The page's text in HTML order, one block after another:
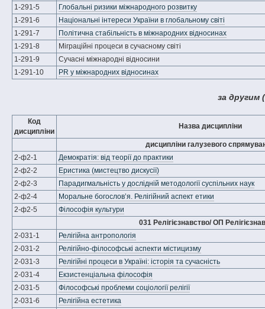
1-291-5
Глобальні ризики міжнародного розвитку
1-291-6
Національні інтереси України в глобальному світі
1-291-7
Політична стабільність в міжнародних відносинах
1-291-8
Міграційні процеси в сучасному світі
1-291-9
Сучасні міжнародні відносини
1-291-10
PR у міжнародних відносинах
за другим
Код
дисципліни
Назва дисципліни
дисципліни галузевого
2-ф2-1
Демократія: від теорії до практики
2-ф2-2
Еристика (мистецтво дискусії)
2-ф2-3
Парадигмальність у дослідній методології суспільних наук
2-ф2-4
Моральне богослов’я. Релігійний аспект етики
2-ф2-5
Філософія культури
031 Релігієзнавство/ ОП
2-031-1
Релігійна антропологія
2-031-2
Релігійно-філософські аспекти містицизму
2-031-3
Релігійні процеси в Україні: історія та сучасність
2-031-4
Екзистенціальна філософія
2-031-5
Філософські проблеми соціології релігії
2-031-6
Релігійна естетика